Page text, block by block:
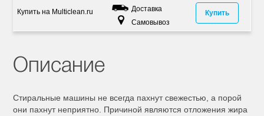
Купить на Multiclean.ru
Доставка
Самовывоз
Купить
Описание
Стиральные машины не всегда пахнут свежестью, а порой
они пахнут неприятно. Причиной являются отложения жира